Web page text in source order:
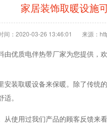
家居装饰取暖设施
间：2020-03-26 13:46:01 来源：
优质电伴热带厂家为您提供，
安装取暖设备来保暖。除了传
。
从使用过我们产品的顾客反馈